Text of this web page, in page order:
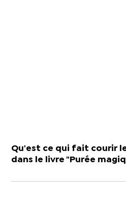
Qu'est ce qui fait courir
dans le livre "Purée